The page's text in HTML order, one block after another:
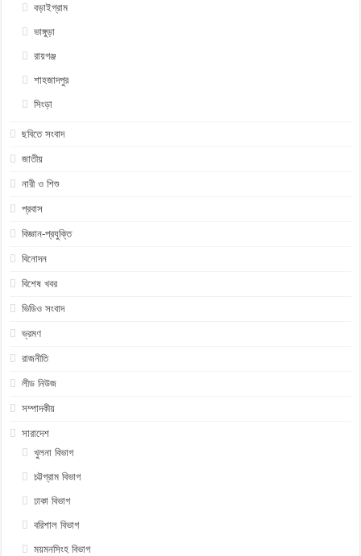
বড়াইগ্রাম
ভাঙ্গুড়া
রায়গঞ্জ
শাহজাদপুর
সিংড়া
ছবিতে সংবাদ
জাতীয়
নারী ও শিশু
প্রবাস
বিজ্ঞান-প্রযুক্তি
বিনোদন
বিশেষ খবর
ভিডিও সংবাদ
ভ্রমণ
রাজনীতি
লীড নিউজ
সম্পাদকীয়
সারাদেশ
খুলনা বিভাগ
চট্টগ্রাম বিভাগ
ঢাকা বিভাগ
বরিশাল বিভাগ
ময়মনসিংহ বিভাগ